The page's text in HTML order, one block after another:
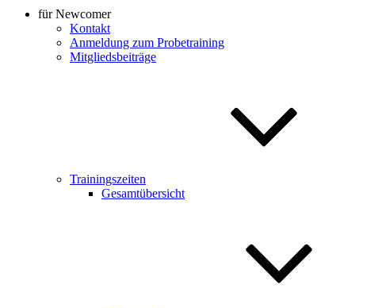
für Newcomer
Kontakt
Anmeldung zum Probetraining
Mitgliedsbeiträge
Trainingszeiten
Gesamtübersicht